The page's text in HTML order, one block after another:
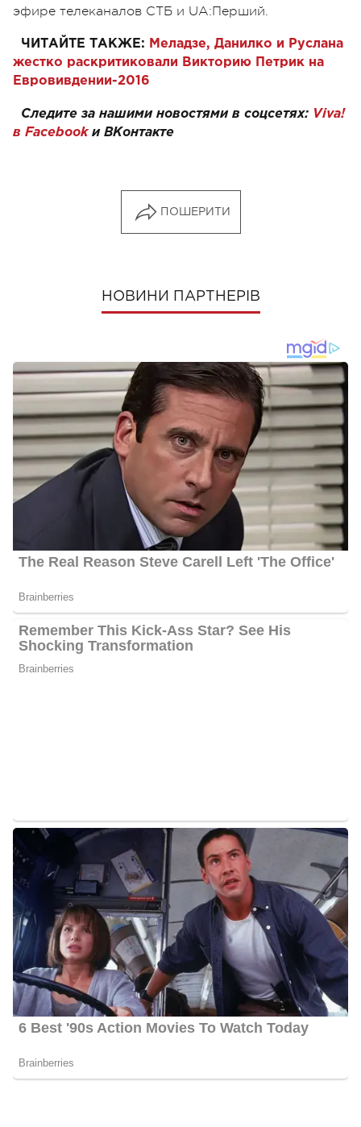
эфире телеканалов СТБ и UA:Перший.
ЧИТАЙТЕ ТАКЖЕ: Меладзе, Данилко и Руслана
жестко раскритиковали Викторию Петрик на
Евровивдении-2016
Следите за нашими новостями в соцсетях: Viva!
в Facebookи ВКонтакте
ПОШЕРИТИ
НОВИНИ ПАРТНЕРІВ